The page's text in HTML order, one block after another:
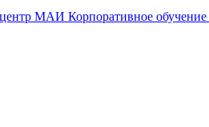
МАИ Корпоративное обучение